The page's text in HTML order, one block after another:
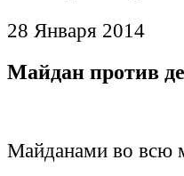
28 Января 2014
Майдан против
Майданами во всю